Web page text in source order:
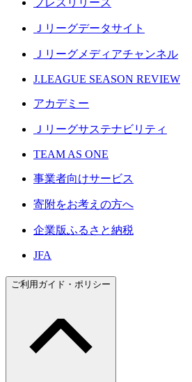
Ｊリーグデータサイト
Ｊリーグメディアチャンネル
J.LEAGUE SEASON REVIEW
アカデミー
Ｊリーグサステナビリティ
TEAM AS ONE
事業者向けサービス
寄附をお考えの方へ
企業版ふるさと納税
JFA
ご利用ガイド・ポリシー